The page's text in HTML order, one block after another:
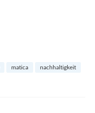
matica
nachhaltigkeit